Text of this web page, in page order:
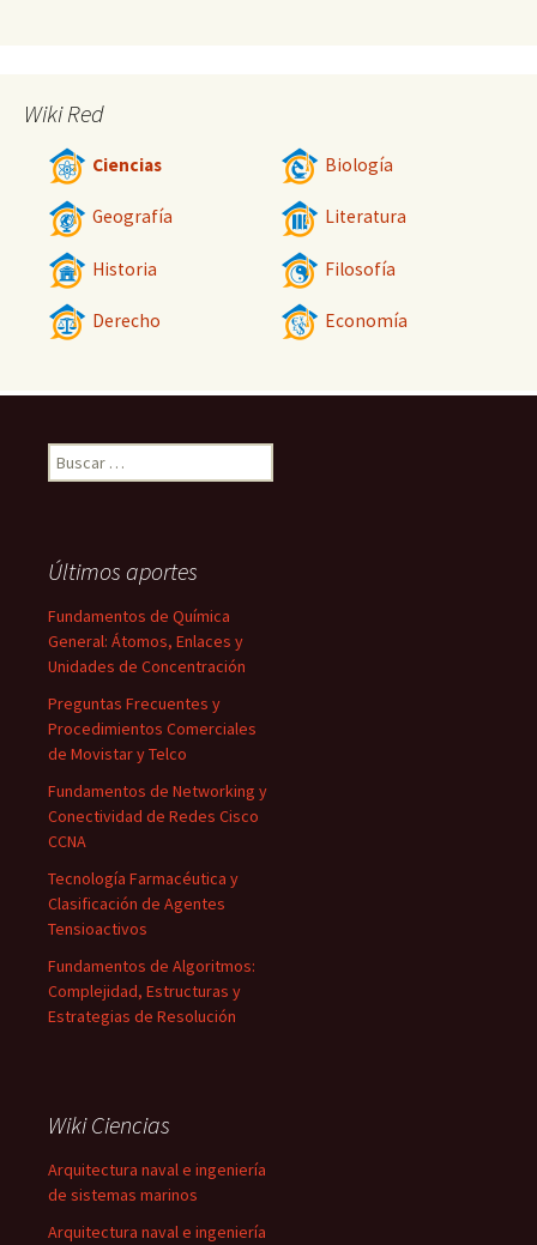
Wiki Red
Ciencias Biología
Geografía Literatura
Historia Filosofía
Derecho Economía
Buscar:
Últimos aportes
Fundamentos de Química
General: Átomos, Enlaces y
Unidades de Concentración
Preguntas Frecuentes y
Procedimientos Comerciales
de Movistar y Telco
Fundamentos de Networking y
Conectividad de Redes Cisco
CCNA
Tecnología Farmacéutica y
Clasificación de Agentes
Tensioactivos
Fundamentos de Algoritmos:
Complejidad, Estructuras y
Estrategias de Resolución
Wiki Ciencias
Arquitectura naval e ingeniería
de sistemas marinos
Arquitectura naval e ingeniería